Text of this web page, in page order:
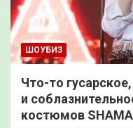
ШОУБИЗ
Что-то
и
костюмов